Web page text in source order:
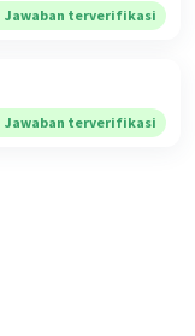
Jawaban terverifikasi
Jawaban terverifikasi